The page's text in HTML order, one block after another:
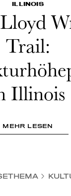
ILLINOIS
Trail:
Illinois
MEHR LESEN